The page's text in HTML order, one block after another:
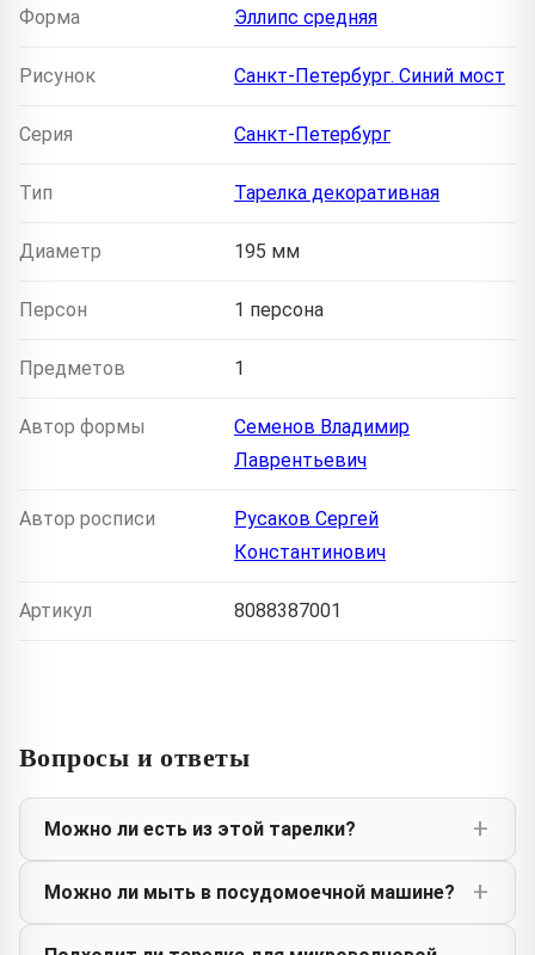
Форма Эллипс средняя
Рисунок Санкт-Петербург. Синий мост
Серия Санкт-Петербург
Тип Тарелка декоративная
Диаметр 195 мм
Персон 1 персона
Предметов 1
Автор формы
Семенов Владимир
Лаврентьевич
Автор росписи
Русаков Сергей
Константинович
Артикул 8088387001
Вопросы и ответы
Можно ли есть из этой тарелки?
Можно ли мыть в посудомоечной машине?